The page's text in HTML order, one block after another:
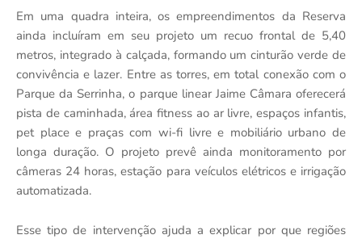
Em uma quadra inteira, os empreendimentos da Reserva
ainda incluíram em seu projeto um recuo frontal de 5,40
metros, integrado à calçada, formando um cinturão verde de
convivência e lazer. Entre as torres, em total conexão com o
Parque da Serrinha, o parque linear Jaime Câmara oferecerá
pista de caminhada, área fitness ao ar livre, espaços infantis,
pet place e praças com wi-fi livre e mobiliário urbano de
longa duração. O projeto prevê ainda monitoramento por
câmeras 24 horas, estação para veículos elétricos e irrigação
automatizada.
Esse tipo de intervenção ajuda a explicar por que regiões